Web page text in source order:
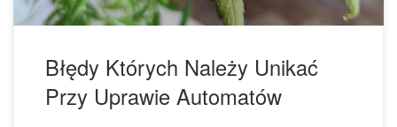
Błędy Których Należy Unikać
Przy Uprawie Automatów